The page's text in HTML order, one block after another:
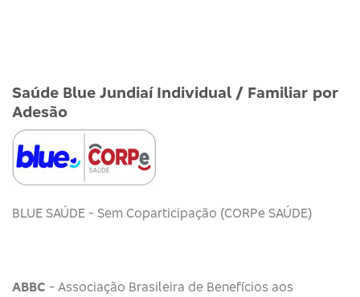
Saúde Blue Jundiaí Individual / Familiar por
Adesão
BLUE SAÚDE - Sem Coparticipação (CORPe SAÚDE)
ABBC - Associação Brasileira de Benefícios aos